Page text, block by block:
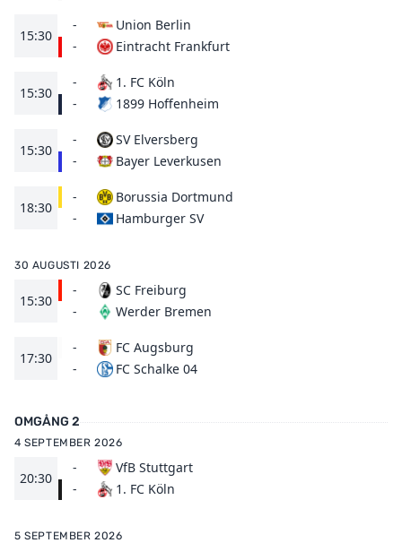
15:30
-
-
Union Berlin
Eintracht Frankfurt
15:30
-
-
1. FC Köln
1899 Hoffenheim
15:30
-
-
SV Elversberg
Bayer Leverkusen
18:30
-
-
Borussia Dortmund
Hamburger SV
30 AUGUSTI 2026
15:30
-
-
SC Freiburg
Werder Bremen
17:30
-
-
FC Augsburg
FC Schalke 04
OMGÅNG 2
4 SEPTEMBER 2026
20:30
-
-
VfB Stuttgart
1. FC Köln
5 SEPTEMBER 2026